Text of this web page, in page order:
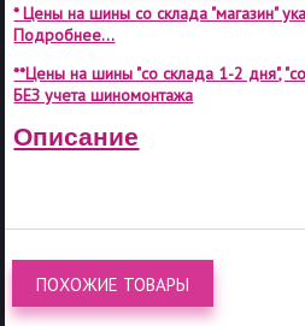
* Цены на шины со склада "магазин"
Подробнее...
**Цены на шины "со склада 1-2 дня",
БЕЗ учета шиномонтажа
Описание
ПОХОЖИЕ ТОВАРЫ